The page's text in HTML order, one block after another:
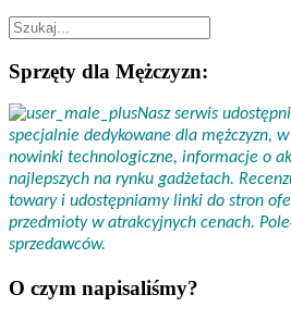
Sprzęty dla Mężczyzn:
Nasz serwis
specjalnie dedykowane dla mężczyzn,
nowinki technologiczne, informacje o
najlepszych na rynku gadżetach.
towary i udostępniamy linki do stron
przedmioty w atrakcyjnych cenach.
sprzedawców.
O czym napisaliśmy?